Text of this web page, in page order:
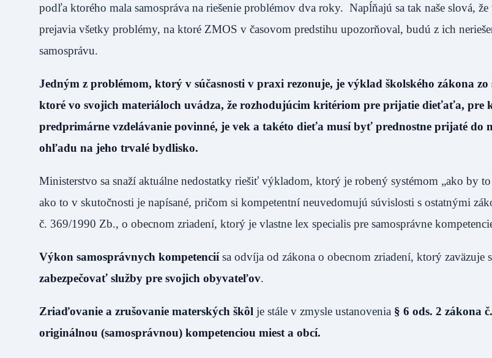
podľa ktorého mala samospráva na riešenie problémov dva roky. Napĺňajú sa tak naše slová, že
prejavia všetky problémy, na ktoré ZMOS v časovom predstihu upozorňoval, budú z ich
samosprávu.
Jedným z problémom, ktorý v súčasnosti v praxi rezonuje, je výklad školského zákona
ktoré vo svojich materiáloch uvádza, že rozhodujúcim kritériom pre prijatie dieťaťa, pre
predprimárne vzdelávanie povinné, je vek a takéto dieťa musí byť prednostne prijaté do
ohľadu na jeho trvalé bydlisko.
Ministerstvo sa snaží aktuálne nedostatky riešiť výkladom, ktorý je robený systémom „ako by
ako to v skutočnosti je napísané, pričom si kompetentní neuvedomujú súvislosti s ostatnými
č. 369/1990 Zb., o obecnom zriadení, ktorý je vlastne lex specialis pre samosprávne
Výkon samosprávnych kompetenciísa odvíja od zákona o obecnom zriadení, ktorý zaväzuje
zabezpečovať služby pre svojich obyvateľov.
Zriaďovanie a zrušovanie materských škôl je stále v zmysle ustanovenia § 6 ods. 2 zákona
originálnou (samosprávnou) kompetenciou miest a obcí.